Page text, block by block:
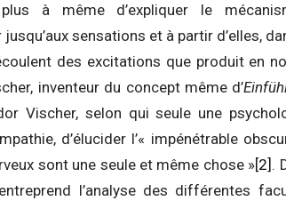
à même d’expliquer le
sensations et à partir d’elles,
des excitations que produit en
inventeur du concept même d’
Vischer, selon qui seule une
d’élucider l’« impénétrable
sont une seule et même chose »[2] .
l’analyse des différentes